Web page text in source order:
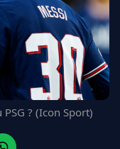
? (Icon Sport)